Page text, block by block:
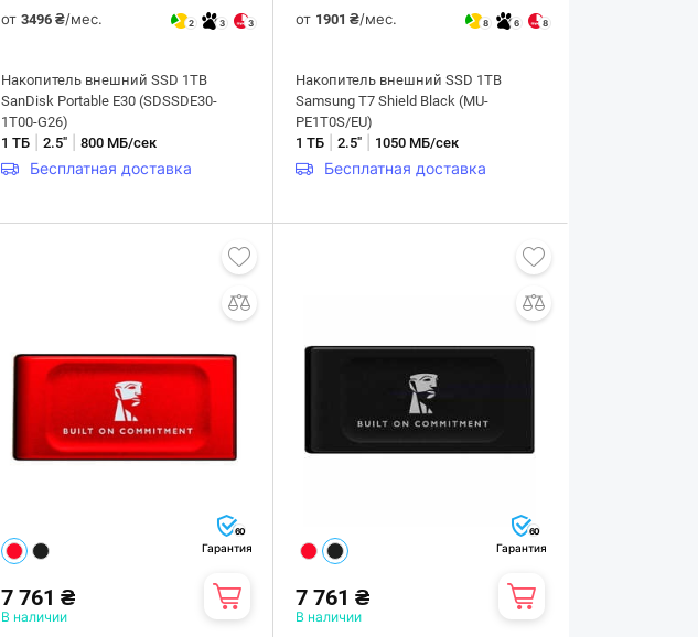
от3496 ₴/мес. 2 3 3
Накопитель внешний SSD 1TB
SanDisk Portable E30 (SDSSDE30-
1T00-G26)
1 ТБ |2.5" |800 МБ/сек
Бесплатная доставка
от 1901 ₴/мес. 8 6 8
Накопитель внешний SSD 1TB
Samsung T7 Shield Black (MU-
PE1T0S/EU)
1 ТБ |2.5" 1050 МБ/сек
Бесплатная доставка
60
Гарантия
7 761 ₴
В наличии
60
Гарантия
7 761 ₴
В наличии